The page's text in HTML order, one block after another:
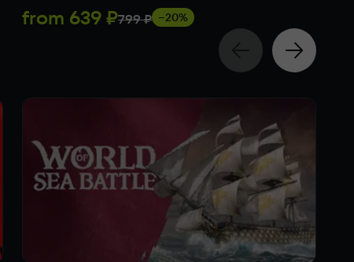
from 639 ₽799 ₽ −20%